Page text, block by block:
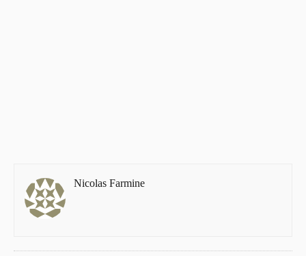
Nicolas Farmine